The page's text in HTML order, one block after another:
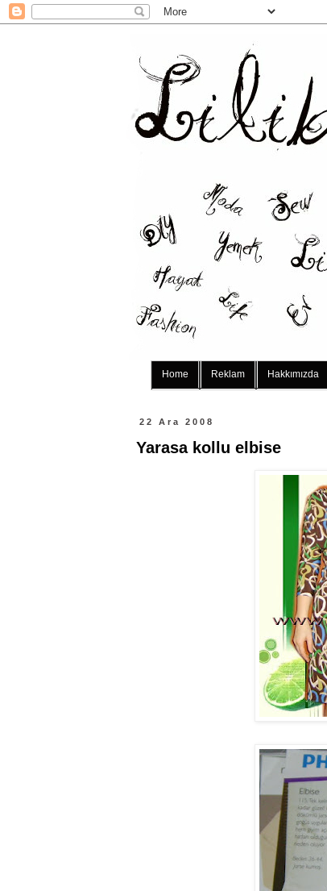
Home Reklam Hakkımızda
22 Ara 2008
Yarasa kollu elbise